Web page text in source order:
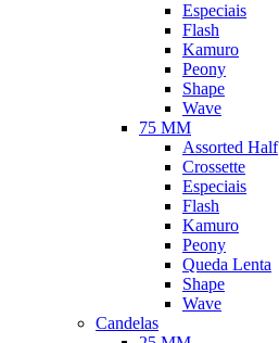
Especiais
Flash
Kamuro
Peony
Shape
Wave
75 MM
Assorted Half
Crossette
Especiais
Flash
Kamuro
Peony
Queda Lenta
Shape
Wave
Candelas